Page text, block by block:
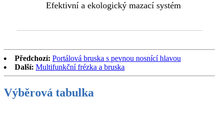
Efektivní a ekologický mazací systém
Předchozí: Portálová bruska s pevnou nosnící hlavou
Další: Multifunkční frézka a bruska
Výběrová tabulka